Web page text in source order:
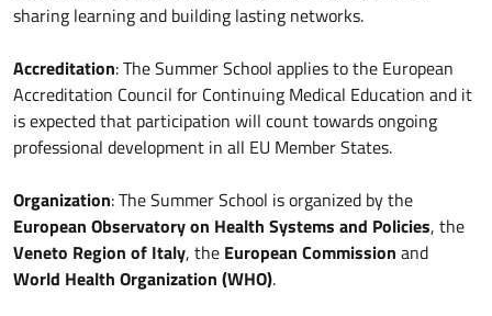
sharing learning and building lasting networks.
Accreditation: The Summer School applies to the European
Accreditation Council for Continuing Medical Education and it
is expected that participation will count towards ongoing
professional development in all EU Member States.
Organization: The Summer School is organized by the
European Observatory on Health Systems and Policies, the
Veneto Region of Italy, the European Commission and
World Health Organization (WHO).